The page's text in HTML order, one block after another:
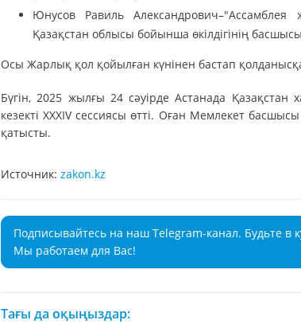
Юнусов Равиль
Қазақстан облысы бойынша өкілдігінің
Осы Жарлық қол қойылған күнінен бастап қолданысқа
Бүгін, 2025 жылғы 24 сәуірде Астанада Қазақстан
кезекті ХХХІV сессиясы өтті. Оған Мемлекет
қатысты.
Источник: zakon.kz
Подписывайтесь на наш Telegram-канал. Будьте в
Мы работаем для Вас!
Тағы да оқыңыздар: